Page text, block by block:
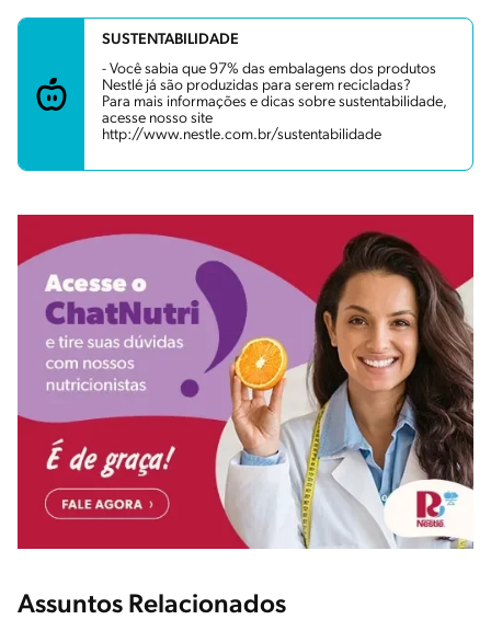
SUSTENTABILIDADE
- Você sabia que 97% das embalagens dos produtos
Nestlé já são produzidas para serem recicladas?
Para mais informações e dicas sobre sustentabilidade,
acesse nosso site
http://www.nestle.com.br/sustentabilidade
Assuntos Relacionados